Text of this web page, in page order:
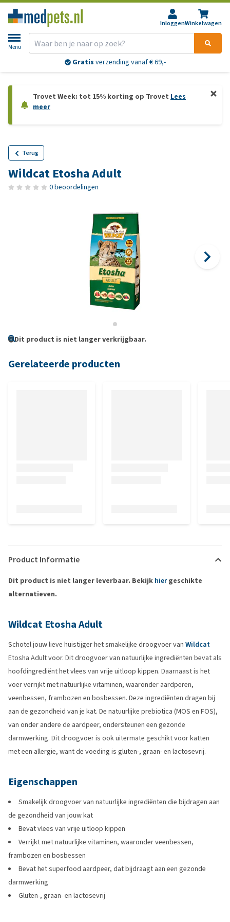
InloggenWinkelwagen
Menu
Gratis verzending vanaf € 69,-
Trovet Week: tot 15% korting op Trovet Lees
meer
Terug
Wildcat Etosha Adult
0 beoordelingen
Dit product is niet langer verkrijgbaar.
Gerelateerde producten
Product Informatie
Dit product is niet langer leverbaar. Bekijk hiergeschikte
alternatieven.
Wildcat Etosha Adult
Schotel jouw lieve huistijger het smakelijke droogvoer van Wildcat
Etosha Adult voor. Dit droogvoer van natuurlijke ingrediënten bevat als
hoofdingrediënt het vlees van vrije uitloop kippen. Daarnaast is het
voer verrijkt met natuurlijke vitaminen, waaronder aardperen,
veenbessen, frambozen en bosbessen. Deze ingrediënten dragen bij
aan de gezondheid van je kat. De natuurlijke prebiotica (MOS en FOS),
van onder andere de aardpeer, ondersteunen een gezonde
darmwerking. Dit droogvoer is ook uitermate geschikt voor katten
met een allergie, want de voeding is gluten-, graan- en lactosevrij.
Eigenschappen
Smakelijk droogvoer van natuurlijke ingrediënten die bijdragen aan
de gezondheid van jouw kat
Bevat vlees van vrije uitloop kippen
Verrijkt met natuurlijke vitaminen, waaronder veenbessen,
frambozen en bosbessen
Bevat het superfood aardpeer, dat bijdraagt aan een gezonde
darmwerking
Gluten-, graan- en lactosevrij